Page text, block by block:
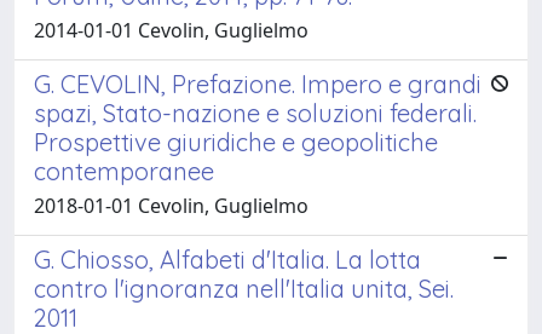
2014-01-01 Cevolin, Guglielmo
G. CEVOLIN, Prefazione. Impero e grandi
spazi, Stato-nazione e soluzioni federali.
Prospettive giuridiche e geopolitiche
contemporanee
2018-01-01 Cevolin, Guglielmo
G. Chiosso, Alfabeti d'Italia. La lotta
contro l'ignoranza nell'Italia unita, Sei.
2011